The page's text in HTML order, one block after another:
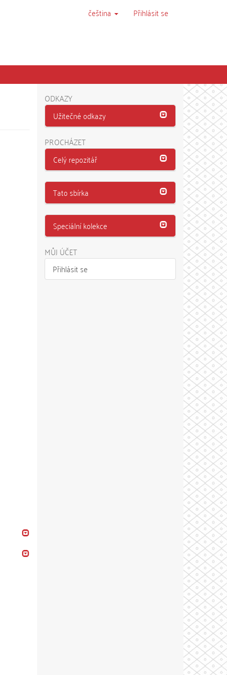
čeština Přihlásit se
ODKAZY
Užitečné odkazy
PROCHÁZET
Celý repozitář
Tato sbírka
Speciální kolekce
MŮJ ÚČET
Přihlásit se